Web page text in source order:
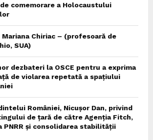
comemorare a Holocaustului
Mariana Chiriac – (profesoară de
SUA)
dezbateri la OSCE pentru a exprima
de violarea repetată a spațiului
României, Nicușor Dan, privind
de țară de către Agenția Fitch,
PNRR și consolidarea stabilității